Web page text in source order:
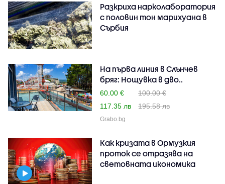
Разкриха нарколаборатория
с половин тон марихуана в
Сърбия
На първа линия в Слънчев
бряг: Нощувка в дво..
60.00 €
100.00 €
117.35 лв
195.58 лв
Grabo.bg
Как кризата в Ормузкия
проток се отразява на
световната икономика